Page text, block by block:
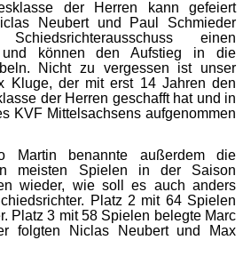
der Herren kann gefeiert
Neubert und Paul Schmieder
einen
und können den Aufstieg in die
Nicht zu vergessen ist unser
Kluge, der mit erst 14 Jahren den
der Herren geschafft hat und in
KVF Mittelsachsens aufgenommen
Martin benannte außerdem die
meisten Spielen in der Saison
wieder, wie soll es auch anders
Platz 2 mit 64 Spielen
Platz 3 mit 58 Spielen belegte Marc
folgten Niclas Neubert und Max